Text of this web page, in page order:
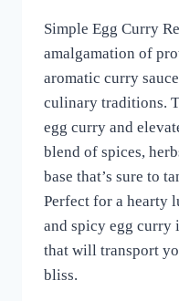
Simple Egg Curry
amalgamation of
aromatic curry
culinary traditions.
egg curry and
blend of spices,
base that’s sure to
Perfect for a hearty
and spicy egg curry
that will transport
bliss.